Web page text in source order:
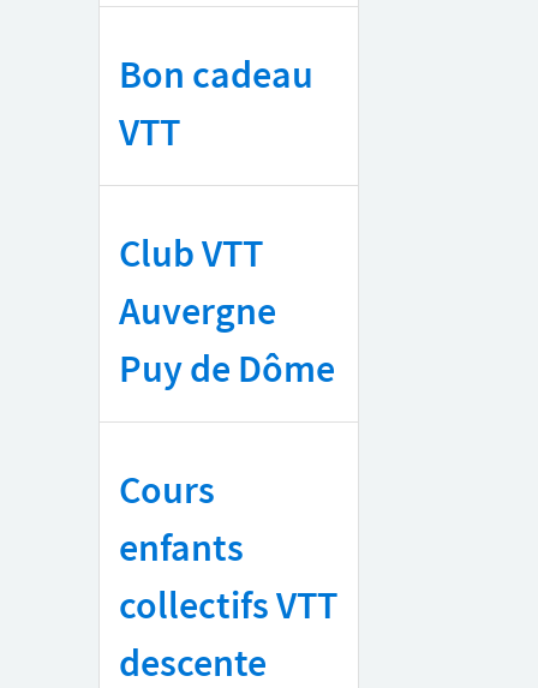
Bon cadeau
VTT
Club VTT
Auvergne
Puy de Dôme
Cours
enfants
collectifs VTT
descente